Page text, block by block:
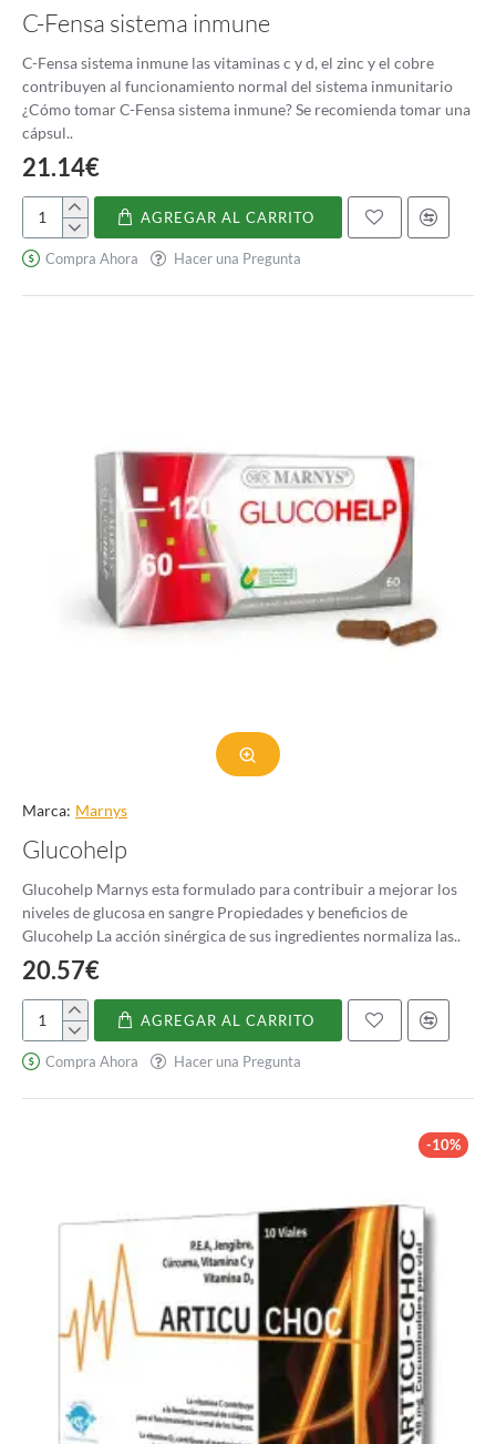
C-Fensa sistema inmune
C-Fensa sistema inmune las vitaminas c y d, el zinc y el cobre
contribuyen al funcionamiento normal del sistema inmunitario
¿Cómo tomar C-Fensa sistema inmune? Se recomienda tomar una
cápsul..
21.14€
Fensa
sistema
inmune
AGREGAR AL CARRITO
Compra Ahora Hacer una Pregunta
Marca: Marnys
Glucohelp
Glucohelp Marnys esta formulado para contribuir a mejorar los
niveles de glucosa en sangre Propiedades y beneficios de
Glucohelp La acción sinérgica de sus ingredientes normaliza las..
20.57€
Glucohelp
AGREGAR AL CARRITO
Compra Ahora Hacer una Pregunta
-10%